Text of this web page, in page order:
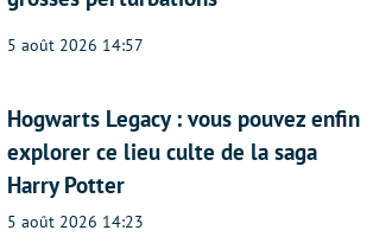
5 août 2026 14:57
Hogwarts Legacy : vous pouvez enfin
explorer ce lieu culte de la saga
Harry Potter
5 août 2026 14:23